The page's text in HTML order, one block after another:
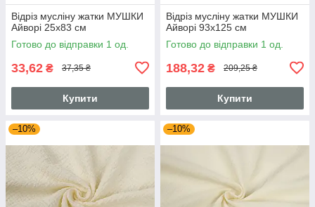
Відріз мусліну жатки МУШКИ
Айворі 25х83 см
Готово до відправки 1 од.
33,62 ₴ 37,35 ₴
Купити
Відріз мусліну жатки МУШКИ
Айворі 93х125 см
Готово до відправки 1 од.
188,32 ₴ 209,25 ₴
Купити
–10% –10%